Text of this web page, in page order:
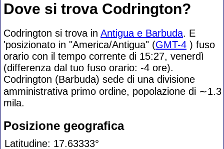
Dove si trova Codrington?
Codrington si trova in Antigua e Barbuda. E
'posizionato in "America/Antigua" (GMT-4 ) fuso
orario con il tempo corrente di 15:27, venerdì
(differenza dal tuo fuso orario: -4 ore).
Codrington (Barbuda) sede di una divisione
amministrativa primo ordine, popolazione di ∼1.3
mila.
Posizione geografica
Latitudine: 17.63333°